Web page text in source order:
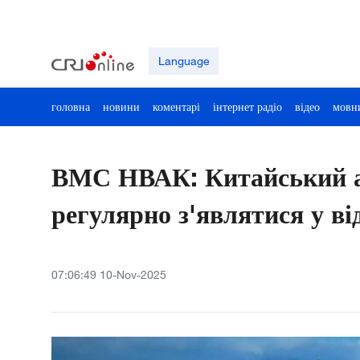
Language
головна новини коментарі інтернет радіо відео
ВМС НВАК: Китайський
регулярно з'являтися у
07:06:49 10-Nov-2025